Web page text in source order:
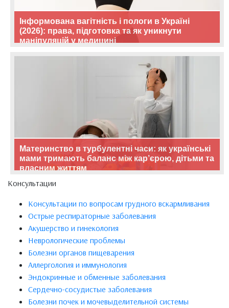
Інформована вагітність і пологи в Україні
(2026): права, підготовка та як уникнути
маніпуляцій у медицині
Материнство в турбулентні часи: як українські
мами тримають баланс між кар’єрою, дітьми та
власним життям
Консультации
Консультации по вопросам грудного вскармливания
Острые респираторные заболевания
Акушерство и гинекология
Неврологические проблемы
Болезни органов пищеварения
Аллергология и иммунология
Эндокринные и обменные заболевания
Сердечно-сосудистые заболевания
Болезни почек и мочевыделительной системы